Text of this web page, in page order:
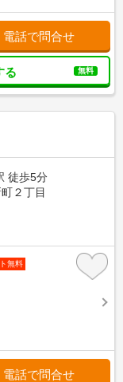
電話で問合せ
る 無料
徒歩5分
２丁目
無料
電話で問合せ